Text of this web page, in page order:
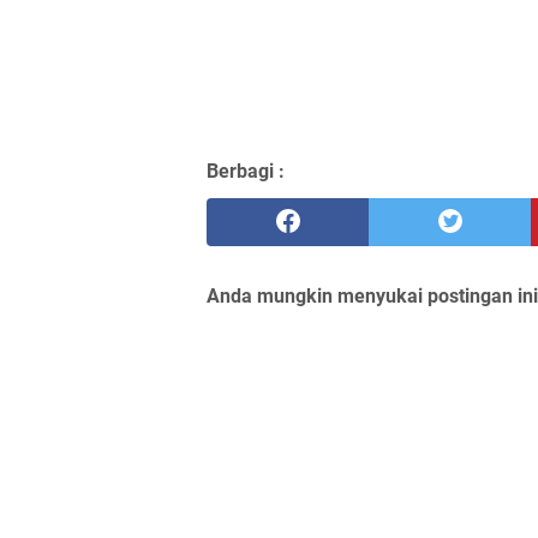
Berbagi :
Anda mungkin menyukai postingan